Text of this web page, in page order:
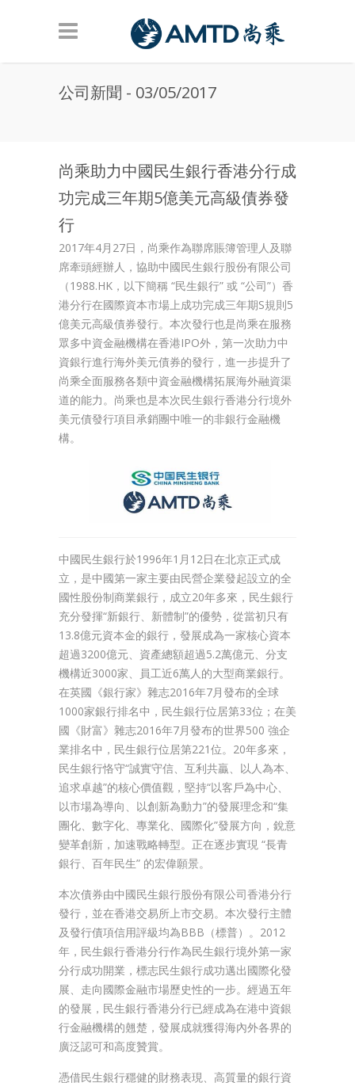
公司新聞 - 03/05/2017
尚乘助力中國民生銀行香港分行成
功完成三年期5億美元高級債券發
行
2017年4月27日，尚乘作為聯席賬簿管理人及聯
席牽頭經辦人，協助中國民生銀行股份有限公司
（1988.HK，以下簡稱 “民生銀行” 或 “公司”）香
港分行在國際資本市場上成功完成三年期S規則5
億美元高級債券發行。本次發行也是尚乘在服務
眾多中資金融機構在香港IPO外，第一次助力中
資銀行進行海外美元債券的發行，進一步提升了
尚乘全面服務各類中資金融機構拓展海外融資渠
道的能力。尚乘也是本次民生銀行香港分行境外
美元債發行項目承銷團中唯一的非銀行金融機
構。
中國民生銀行於1996年1月12日在北京正式成
立，是中國第一家主要由民營企業發起設立的全
國性股份制商業銀行，成立20年多來，民生銀行
充分發揮“新銀行、新體制”的優勢，從當初只有
13.8億元資本金的銀行，發展成為一家核心資本
超過3200億元、資產總額超過5.2萬億元、分支
機構近3000家、員工近6萬人的大型商業銀行。
在英國《銀行家》雜志2016年7月發布的全球
1000家銀行排名中，民生銀行位居第33位；在美
國《財富》雜志2016年7月發布的世界500 強企
業排名中，民生銀行位居第221位。20年多來，
民生銀行恪守“誠實守信、互利共贏、以人為本、
追求卓越”的核心價值觀，堅持“以客戶為中心、
以市場為導向、以創新為動力”的發展理念和“集
團化、數字化、專業化、國際化”發展方向，銳意
變革創新，加速戰略轉型。正在逐步實現 “長青
銀行、百年民生” 的宏偉願景。
本次債券由中國民生銀行股份有限公司香港分行
發行，並在香港交易所上市交易。本次發行主體
及發行債項信用評級均為BBB（標普）。2012
年，民生銀行香港分行作為民生銀行境外第一家
分行成功開業，標志民生銀行成功邁出國際化發
展、走向國際金融市場歷史性的一步。經過五年
的發展，民生銀行香港分行已經成為在港中資銀
行金融機構的翹楚，發展成就獲得海內外各界的
廣泛認可和高度贊賞。
憑借民生銀行穩健的財務表現、高質量的銀行資